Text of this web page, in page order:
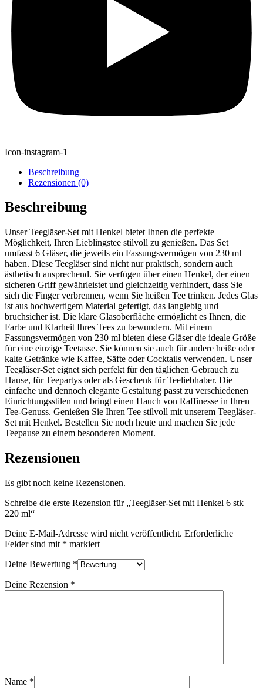
Icon-instagram-1
Beschreibung
Rezensionen (0)
Beschreibung
Unser Teegläser-Set mit Henkel bietet Ihnen die perfekte
Möglichkeit, Ihren Lieblingstee stilvoll zu genießen. Das Set
umfasst 6 Gläser, die jeweils ein Fassungsvermögen von 230 ml
haben. Diese Teegläser sind nicht nur praktisch, sondern auch
ästhetisch ansprechend. Sie verfügen über einen Henkel, der einen
sicheren Griff gewährleistet und gleichzeitig verhindert, dass Sie
sich die Finger verbrennen, wenn Sie heißen Tee trinken. Jedes Glas
ist aus hochwertigem Material gefertigt, das langlebig und
bruchsicher ist. Die klare Glasoberfläche ermöglicht es Ihnen, die
Farbe und Klarheit Ihres Tees zu bewundern. Mit einem
Fassungsvermögen von 230 ml bieten diese Gläser die ideale Größe
für eine einzige Teetasse. Sie können sie auch für andere heiße oder
kalte Getränke wie Kaffee, Säfte oder Cocktails verwenden. Unser
Teegläser-Set eignet sich perfekt für den täglichen Gebrauch zu
Hause, für Teepartys oder als Geschenk für Teeliebhaber. Die
einfache und dennoch elegante Gestaltung passt zu verschiedenen
Einrichtungsstilen und bringt einen Hauch von Raffinesse in Ihren
Tee-Genuss. Genießen Sie Ihren Tee stilvoll mit unserem Teegläser-
Set mit Henkel. Bestellen Sie noch heute und machen Sie jede
Teepause zu einem besonderen Moment.
Rezensionen
Es gibt noch keine Rezensionen.
Schreibe die erste Rezension für „Teegläser-Set mit Henkel 6 stk
220 ml“
Deine E-Mail-Adresse wird nicht veröffentlicht. Erforderliche
Felder sind mit * markiert
Deine Bewertung *
Deine Rezension *
Name *